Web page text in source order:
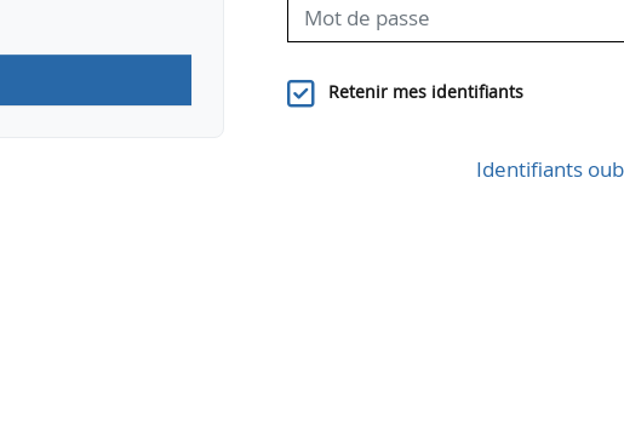
Retenir mes identifiants
Identifiants